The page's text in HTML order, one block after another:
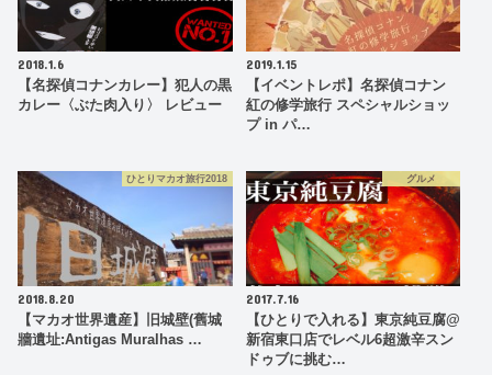
2018.1.6
【名探偵コナンカレー】犯人の黒
カレー〈ぶた肉入り〉 レビュー
2019.1.15
【イベントレポ】名探偵コナン
紅の修学旅行 スペシャルショッ
プ in パ…
ひとりマカオ旅行2018
2018.8.20
【マカオ世界遺産】旧城壁(舊城
牆遺址:Antigas Muralhas …
グルメ
2017.7.16
【ひとりで入れる】東京純豆腐@
新宿東口店でレベル6超激辛スン
ドゥブに挑む…